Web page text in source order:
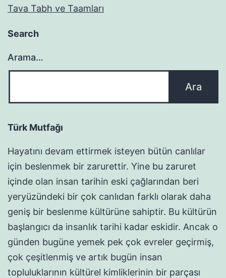
Tava Tabh ve Taamları
Search
Arama…
Türk Mutfağı
Hayatını devam ettirmek isteyen bütün canlılar
için beslenmek bir zarurettir. Yine bu zaruret
içinde olan insan tarihin eski çağlarından beri
yeryüzündeki bir çok canlıdan farklı olarak daha
geniş bir beslenme kültürüne sahiptir. Bu kültürün
başlangıcı da insanlık tarihi kadar eskidir. Ancak o
günden bugüne yemek pek çok evreler geçirmiş,
çok çeşitlenmiş ve artık bugün insan
topluluklarının kültürel kimliklerinin bir parçası